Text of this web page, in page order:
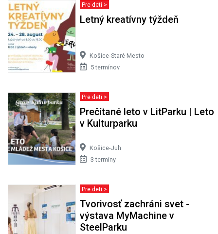
Pre deti >
Letný kreatívny týždeň
Košice-Staré Mesto
5 termínov
Pre deti >
Prečítané leto v LitParku | Leto
v Kulturparku
Košice-Juh
3 termíny
Pre deti >
Tvorivosť zachráni svet -
výstava MyMachine v
SteelParku